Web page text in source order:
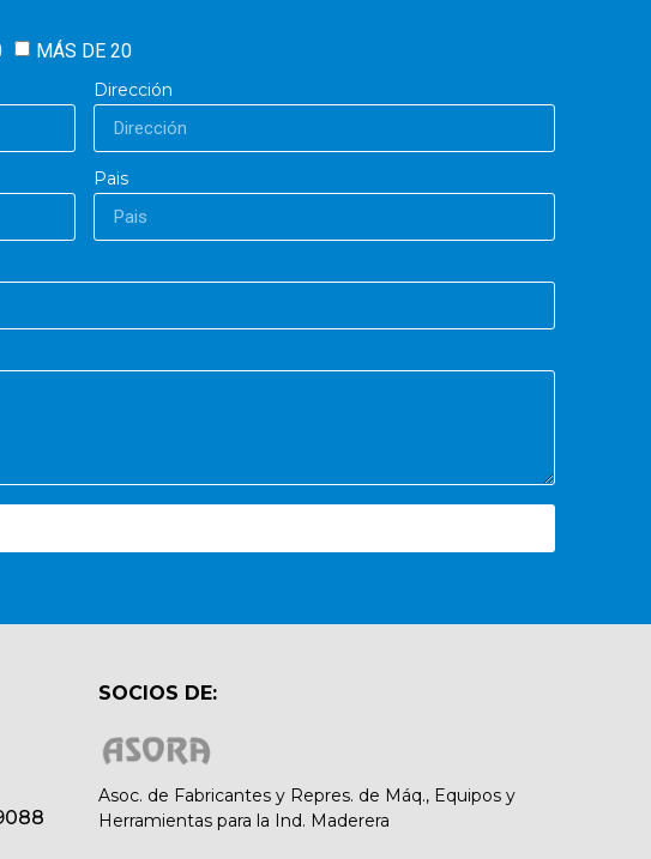
MÁS DE 20
Dirección
Pais
SOCIOS DE:
Asoc. de Fabricantes y Repres. de Máq., Equipos y
Herramientas para la Ind. Maderera